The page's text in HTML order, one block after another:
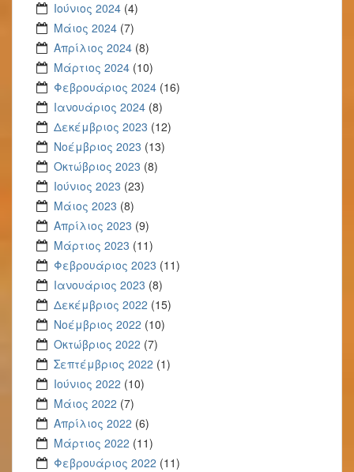
Ιούνιος 2024 (4)
Μάιος 2024 (7)
Απρίλιος 2024 (8)
Μάρτιος 2024 (10)
Φεβρουάριος 2024 (16)
Ιανουάριος 2024 (8)
Δεκέμβριος 2023 (12)
Νοέμβριος 2023 (13)
Οκτώβριος 2023 (8)
Ιούνιος 2023 (23)
Μάιος 2023 (8)
Απρίλιος 2023 (9)
Μάρτιος 2023 (11)
Φεβρουάριος 2023 (11)
Ιανουάριος 2023 (8)
Δεκέμβριος 2022 (15)
Νοέμβριος 2022 (10)
Οκτώβριος 2022 (7)
Σεπτέμβριος 2022 (1)
Ιούνιος 2022 (10)
Μάιος 2022 (7)
Απρίλιος 2022 (6)
Μάρτιος 2022 (11)
Φεβρουάριος 2022 (11)